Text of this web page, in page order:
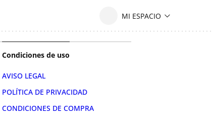
Condiciones de uso
AVISO LEGAL
POLÍTICA DE PRIVACIDAD
CONDICIONES DE COMPRA